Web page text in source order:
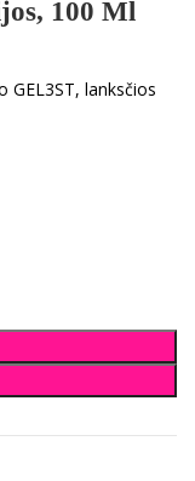
100 Ml
GEL3ST, lanksčios